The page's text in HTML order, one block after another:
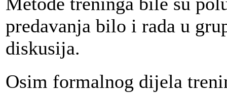
predavanja bilo i rada u
diskusija.
Osim formalnog dijela